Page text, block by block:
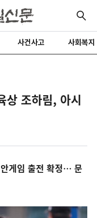
사건사고 사회복지
상 조하림, 아시
게임 출전 확정… 문